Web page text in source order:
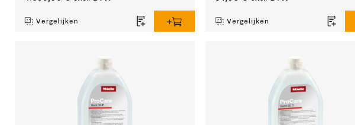
Vergelijken Vergelijken